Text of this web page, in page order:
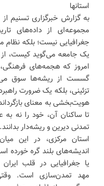
استانها
به گزارش خبرگزاری تسنیم از
مجموعه‌ای از داده‌های
جغرافیایی نیست؛ بلکه نظام
یک جامعه می‌گوید کیست،
امروز که هجمه‌های
گسست از ریشه‌ها سوق
تزئینی، بلکه یک ضرورت
هویت‌بخشی به معنای
تا ساکنان آن، خود را نه به
تمدنی دیرین و ریشه‌دار بدانند.
استان مرکزی، در این
اندیشه‌های بلند گره
یا جغرافیایی در قلب
مهد تمدن‌سازی است.